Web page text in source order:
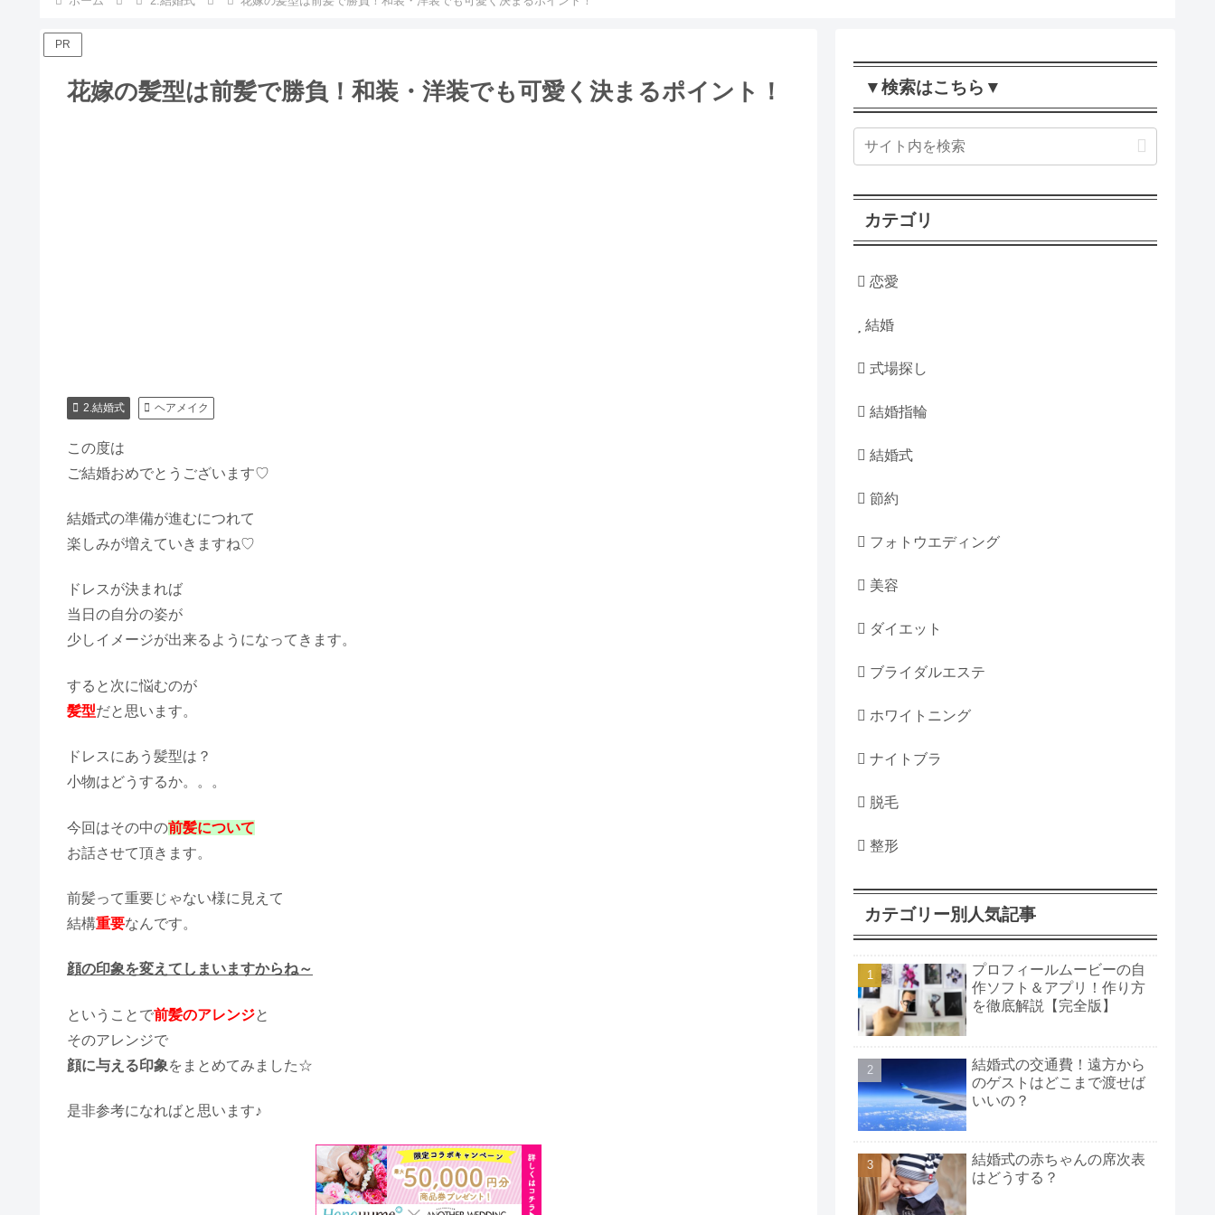
PR
花嫁の髪型は前髪で勝負！和装・洋装でも可愛く決まるポイント！
2.結婚式 ヘアメイク
この度は
ご結婚おめでとうございます♡
結婚式の準備が進むにつれて
楽しみが増えていきますね♡
ドレスが決まれば
当日の自分の姿が
少しイメージが出来るようになってきます。
すると次に悩むのが
髪型だと思います。
ドレスにあう髪型は？
小物はどうするか。。。
今回はその中の前髪について
お話させて頂きます。
前髪って重要じゃない様に見えて
結構重要なんです。
顔の印象を変えてしまいますからね～
ということで前髪のアレンジと
そのアレンジで
顔に与える印象をまとめてみました☆
是非参考になればと思います♪
▼検索はこちら▼
カテゴリ
恋愛
結婚
式場探し
結婚指輪
結婚式
節約
フォトウエディング
美容
ダイエット
ブライダルエステ
ホワイトニング
ナイトブラ
脱毛
整形
カテゴリー別人気記事
プロフィールムービーの自
作ソフト＆アプリ！作り方
を徹底解説【完全版】
結婚式の交通費！遠方から
のゲストはどこまで渡せば
いいの？
結婚式の赤ちゃんの席次表
はどうする？